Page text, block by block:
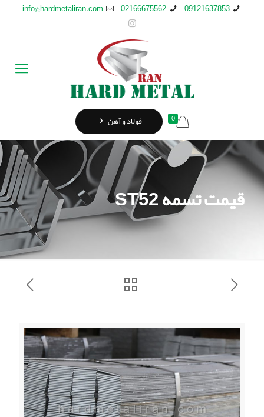
09121637853
02166675562
info@hardmetaliran.com
0 فولاد و آهن
قیمت تسمه ST52